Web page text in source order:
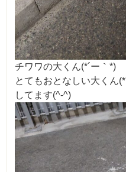
チワワの大くん(*´ー｀*)
とてもおとなしい大くん
してます(^-^)